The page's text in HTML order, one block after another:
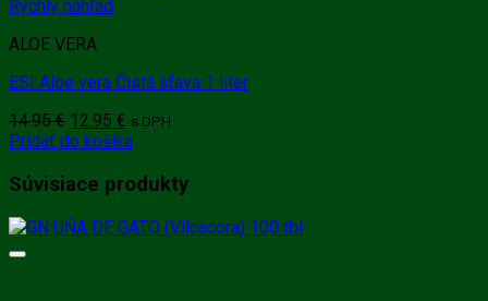
Rýchly náhľad
ALOE VERA
ESI Aloe vera Čistá šťava 1 liter
14.95€ Pôvodná
cena
14.95 €.
12.95 € Aktuálna
cena
12.95 €.
s DPH
Pridať do košíka
Súvisiace produkty